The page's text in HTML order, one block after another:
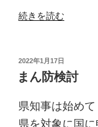
“怖
の
続きを読む
投
稿
日:
2022年1月17日
まん防検討
県知事は始め
県を対象に国に